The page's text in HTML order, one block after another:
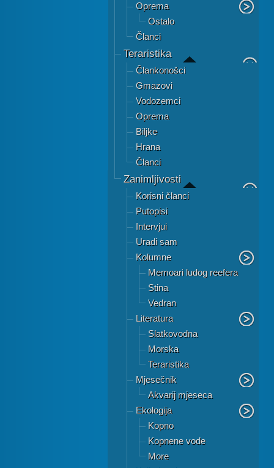
Oprema
Ostalo
Članci
Teraristika
Člankonošci
Gmazovi
Vodozemci
Oprema
Biljke
Hrana
Članci
Zanimljivosti
Korisni članci
Putopisi
Intervjui
Uradi sam
Kolumne
Memoari ludog reefera
Stina
Vedran
Literatura
Slatkovodna
Morska
Teraristika
Mjesečnik
Akvarij mjeseca
Ekologija
Kopno
Kopnene vode
More